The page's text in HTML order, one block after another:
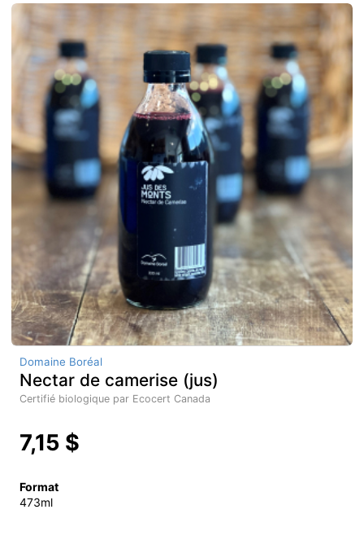
Domaine Boréal
Nectar de camerise (jus)
Certifié biologique par Ecocert Canada
7,15 $
Format
473ml